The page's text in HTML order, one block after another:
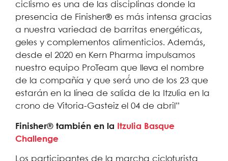
ciclismo es una de las disciplinas donde la
presencia de Finisher® es más intensa gracias
a nuestra variedad de barritas energéticas,
geles y complementos alimenticios. Además,
desde el 2020 en Kern Pharma impulsamos
nuestro equipo ProTeam que lleva el nombre
de la compañía y que será́ uno de los 23 que
estarán en la línea de salida de la Itzulia en la
crono de Vitoria-Gasteiz el 04 de abril”
Finisher® también en la
Itzulia Basque
Challenge
Los participantes de la marcha cicloturista